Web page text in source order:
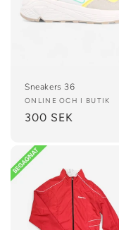
Sneakers 36
Säljare:
ONLINE OCH I BUTIK
Ordinarie
300 SEK